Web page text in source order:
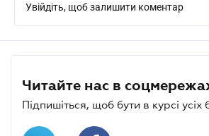
Увійдіть, щоб залишити коментар
Читайте нас в
Підпишіться, щоб бути в курсі усіх